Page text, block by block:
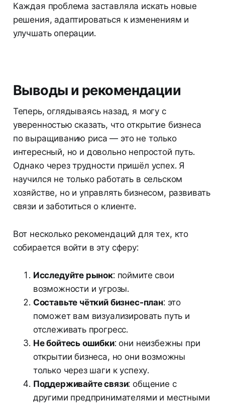
Каждая проблема заставляла искать новые
решения, адаптироваться к изменениям и
улучшать операции.
Выводы и рекомендации
Теперь, оглядываясь назад, я могу с
уверенностью сказать, что открытие бизнеса
по выращиванию риса — это не только
интересный, но и довольно непростой путь.
Однако через трудности пришёл успех. Я
научился не только работать в сельском
хозяйстве, но и управлять бизнесом, развивать
связи и заботиться о клиенте.
Вот несколько рекомендаций для тех, кто
собирается войти в эту сферу:
Исследуйте рынок: поймите свои
возможности и угрозы.
Составьте чёткий бизнес-план: это
поможет вам визуализировать путь и
отслеживать прогресс.
Не бойтесь ошибки: они неизбежны при
открытии бизнеса, но они возможны
только через шаги к успеху.
Поддерживайте связи: общение с
другими предпринимателями и местными